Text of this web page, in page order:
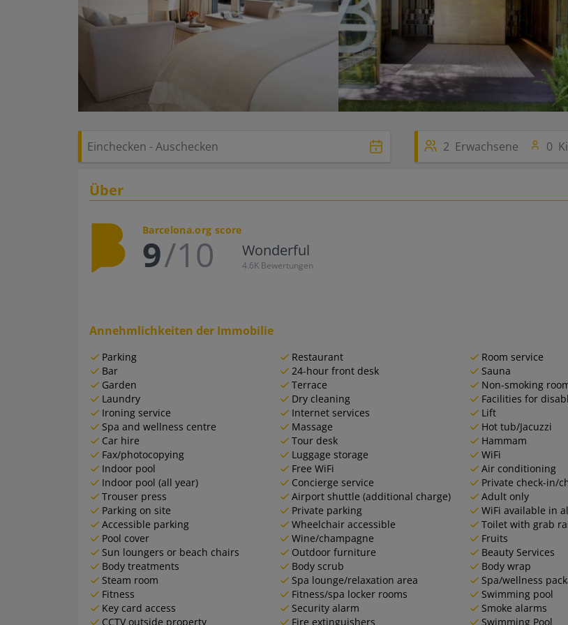
2 Erwachsene 0
Über
Barcelona.org score
9/10 Wonderful
4.6K Bewertungen
Annehmlichkeiten der Immobilie
Parking Restaurant Room service
Bar
24-hour front desk Sauna
Garden
Terrace Non-smoking
Laundry
Dry cleaning Facilities for
Ironing service
Internet services Lift
Spa and wellness centre
Massage Hot tub/Jacuzzi
Car hire
Tour desk Hammam
Fax/photocopying
Luggage storage WiFi
Indoor pool
Free WiFi Air conditioning
Indoor pool (all year)
Concierge service Private check-in/
Trouser press
Airport shuttle (additional charge) Adult only
Parking on site
Private parking WiFi available in
Accessible parking
Wheelchair accessible Toilet with grab
Pool cover
Wine/champagne Fruits
Sun loungers or beach chairs
Outdoor furniture Beauty Services
Body treatments
Body scrub Body wrap
Steam room
Spa lounge/relaxation area Spa/wellness
Fitness
Fitness/spa locker rooms Swimming pool
Key card access
Security alarm Smoke alarms
CCTV outside property
Fire extinguishers Swimming Pool